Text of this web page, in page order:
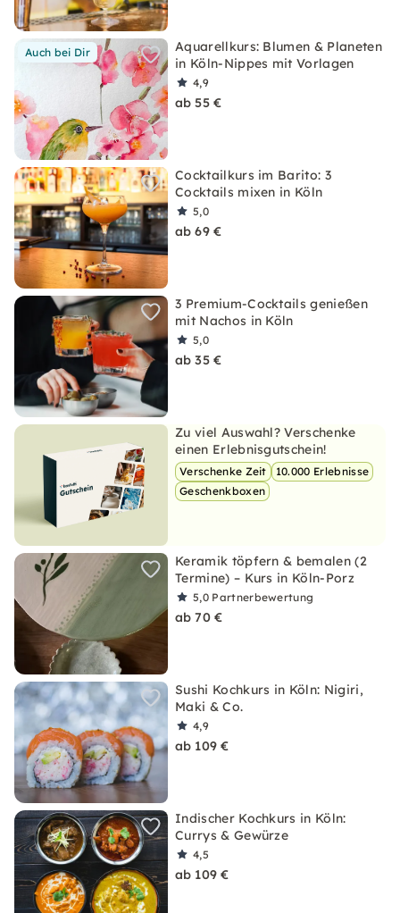
Auch bei Dir
Aquarellkurs: Blumen & Planeten
in Köln-Nippes mit Vorlagen
4,9
ab 55 €
Cocktailkurs im Barito: 3
Cocktails mixen in Köln
5,0
ab 69 €
3 Premium-Cocktails genießen
mit Nachos in Köln
5,0
ab 35 €
Zu viel Auswahl? Verschenke
einen Erlebnisgutschein!
Verschenke Zeit
10.000 Erlebnisse
Geschenkboxen
Keramik töpfern & bemalen (2
Termine) – Kurs in Köln-Porz
5,0 Partnerbewertung
ab 70 €
Sushi Kochkurs in Köln: Nigiri,
Maki & Co.
4,9
ab 109 €
Indischer Kochkurs in Köln:
Currys & Gewürze
4,5
ab 109 €